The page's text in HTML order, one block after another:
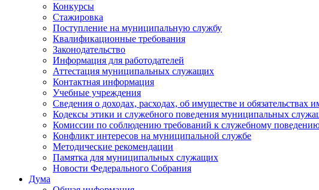
Конкурсы
Стажировка
Поступление на муниципальную службу
Квалификационные требования
Законодательство
Информация для работодателей
Аттестация муниципальных служащих
Контактная информация
Учебные учреждения
Сведения о доходах, расходах, об имуществе и обязательствах
Кодексы этики и служебного поведения муниципальных
Комиссии по соблюдению требований к служебному
Конфликт интересов на муниципальной службе
Методические рекомендации
Памятка для муниципальных служащих
Новости Федерального Cобрания
Дума